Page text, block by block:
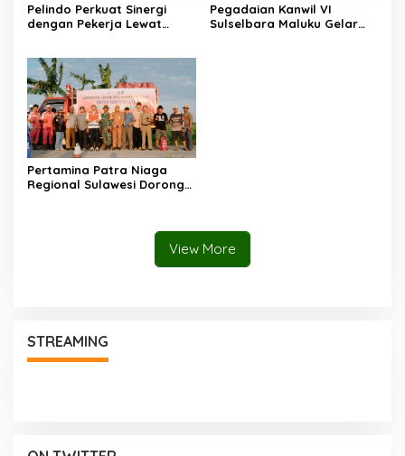
Pelindo Perkuat Sinergi
dengan Pekerja Lewat
Pegadaian Kanwil VI
Sulselbara Maluku Gelar
Pertamina Patra Niaga
Regional Sulawesi Dorong
View More
STREAMING